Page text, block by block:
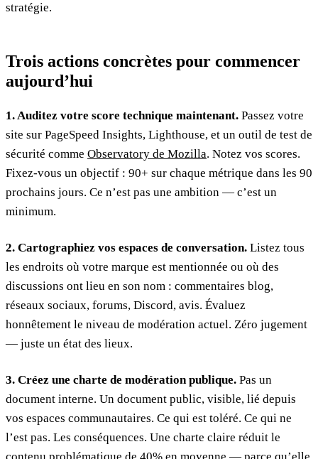
stratégie.
Trois actions concrètes pour commencer
aujourd’hui
1. Auditez votre score technique maintenant. Passez votre
site sur PageSpeed Insights, Lighthouse, et un outil de test de
sécurité comme Observatory de Mozilla. Notez vos scores.
Fixez-vous un objectif : 90+ sur chaque métrique dans les 90
prochains jours. Ce n’est pas une ambition — c’est un
minimum.
2. Cartographiez vos espaces de conversation. Listez tous
les endroits où votre marque est mentionnée ou où des
discussions ont lieu en son nom : commentaires blog,
réseaux sociaux, forums, Discord, avis. Évaluez
honnêtement le niveau de modération actuel. Zéro jugement
— juste un état des lieux.
3. Créez une charte de modération publique. Pas un
document interne. Un document public, visible, lié depuis
vos espaces communautaires. Ce qui est toléré. Ce qui ne
l’est pas. Les conséquences. Une charte claire réduit le